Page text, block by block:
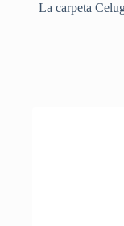
La carpeta